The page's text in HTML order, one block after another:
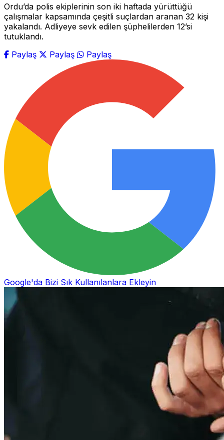
Ordu’da polis ekiplerinin son iki haftada yürüttüğü
çalışmalar kapsamında çeşitli suçlardan aranan 32 kişi
yakalandı. Adliyeye sevk edilen şüphelilerden 12’si
tutuklandı.
Paylaş
Paylaş Paylaş
Google'da Bizi Sık Kullanılanlara Ekleyin